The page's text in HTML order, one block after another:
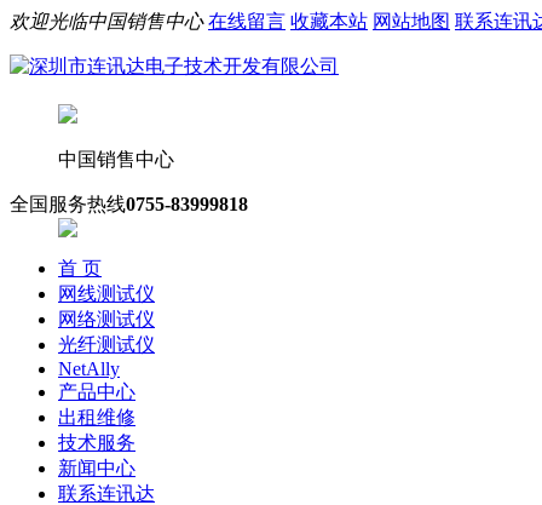
欢迎光临中国销售中心 在线留言 收藏本站 网站地图 联系连讯
中国销售中心
全国服务热线0755-83999818
首 页
网线测试仪
网络测试仪
光纤测试仪
NetAlly
产品中心
出租维修
技术服务
新闻中心
联系连讯达